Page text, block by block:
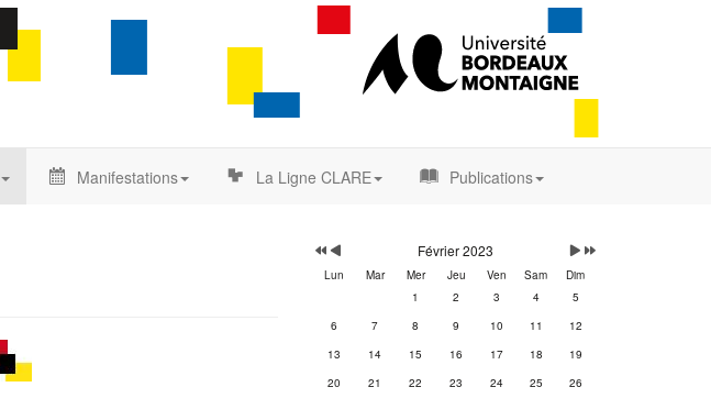
Manifestations La Ligne CLARE Publications
Février 2023
Lun Mar Mer Jeu Ven Sam
Dim
1
2 3 4
5
6
7 8 9 10 11
12
13
14 15 16 17 18
19
20
21 22 23 24 25
26